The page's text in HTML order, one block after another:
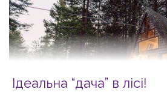
Ідеальна “дача” в лісі!